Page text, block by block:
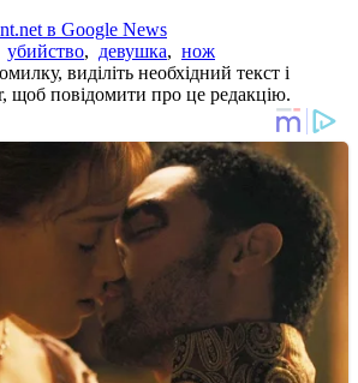
в Google News
убийство, девушка, нож
виділіть необхідний текст і
щоб повідомити про це редакцію.